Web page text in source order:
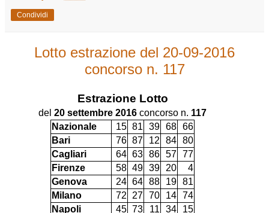
Condividi
Lotto estrazione del 20-09-2016
concorso n. 117
Estrazione Lotto
del 20 settembre 2016 concorso n. 117
Nazionale
15 81 39 68 66
Bari
76 87 12 84 80
Cagliari
64 63 86 57 77
Firenze
58 49 39 20
4
Genova
24 64 88 19 81
Milano
72 27 70 14 74
Napoli
45 73 11 34 15